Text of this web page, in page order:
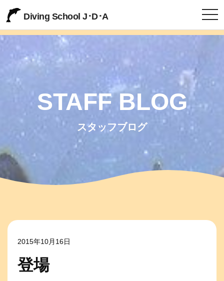
Diving School J･D･A
STAFF BLOG
スタッフブログ
2015年10月16日
登場